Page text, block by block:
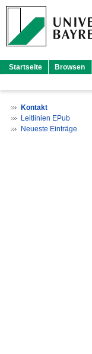
Startseite Browsen
Kontakt
Leitlinien EPub
Neueste Einträge